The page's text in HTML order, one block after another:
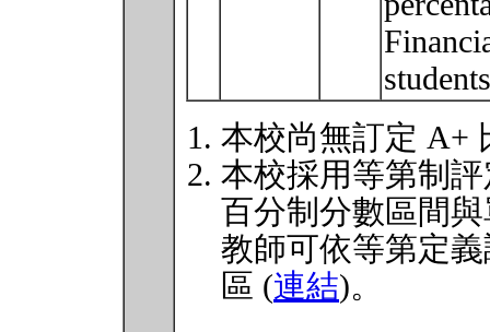
本校尚無訂定 A+
本校採用等第制
百分制分數區間
教師可依等第定
區 (連結)。